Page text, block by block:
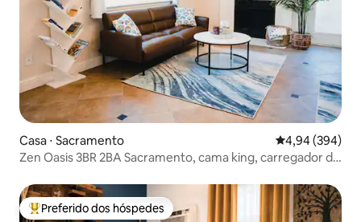
Casa ⋅ Sacramento 4,94 de uma
4,94 (394)
Zen Oasis 3BR 2BA Sacramento, cama king, carregador de
Entre os melhores preferidos dos hóspedes
Preferido dos hóspedes